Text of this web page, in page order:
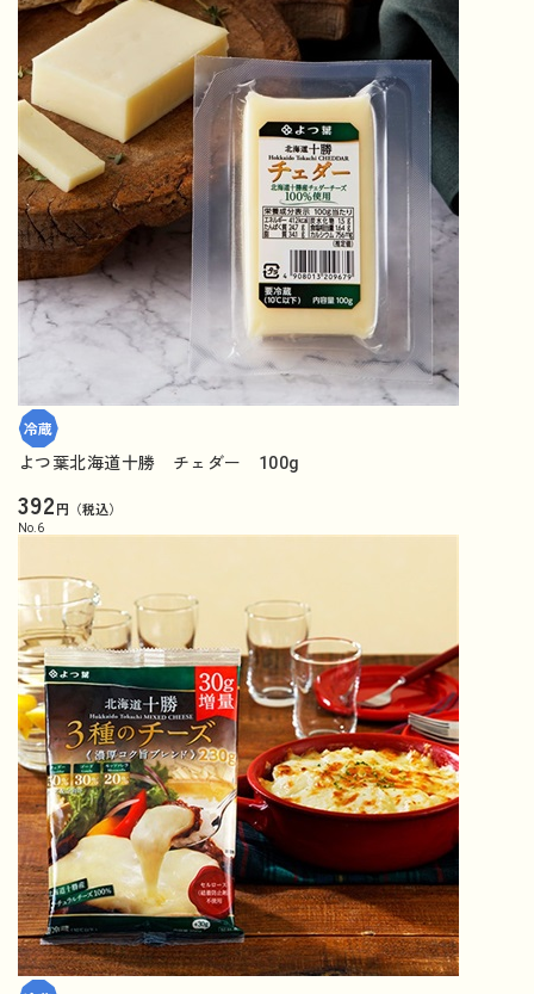
よつ葉北海道十勝 チェダー 100g
392円（税込）
No. 6